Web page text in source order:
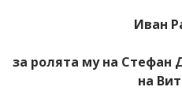
Иван
за ролята му на Стефан
на